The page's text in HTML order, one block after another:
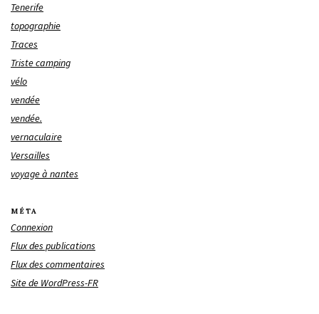
Tenerife
topographie
Traces
Triste camping
vélo
vendée
vendée.
vernaculaire
Versailles
voyage à nantes
MÉTA
Connexion
Flux des publications
Flux des commentaires
Site de WordPress-FR